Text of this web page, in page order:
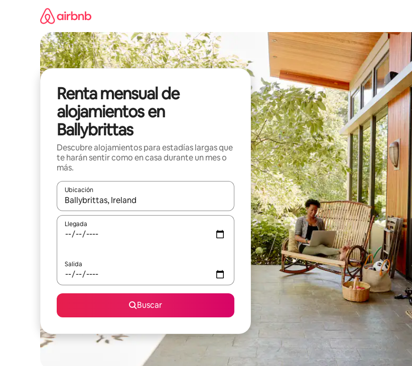
Renta mensual de
alojamientos en
Ballybrittas
Descubre alojamientos para estadías largas que
te harán sentir como en casa durante un mes o
más.
Ubicación
Cuando los resultados estén disponibles, navega con las teclas de flecha hacia arriba y hacia abajo o
Llegada
Salida
Buscar